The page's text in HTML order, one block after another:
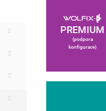
PREMIUM
(podpora
konfigurace)